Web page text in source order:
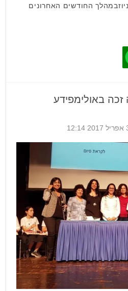
החודשים האחרונים
זכה באולימפידע